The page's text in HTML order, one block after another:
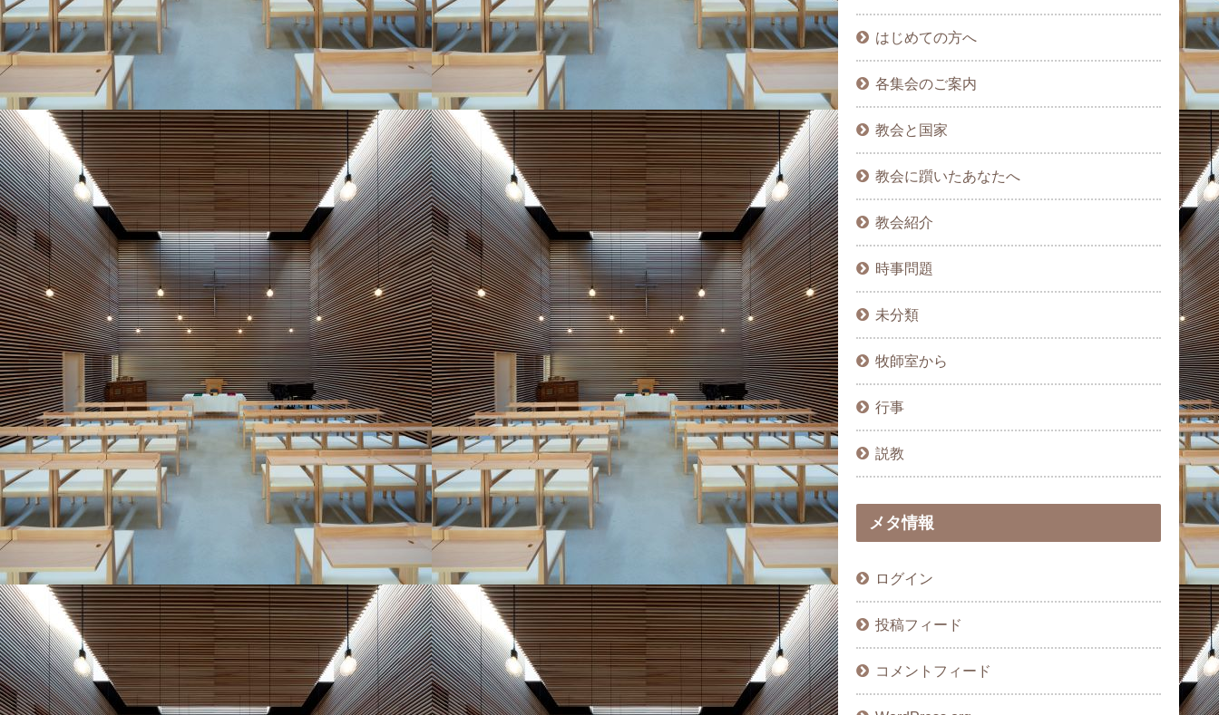
はじめての方へ
各集会のご案内
教会と国家
教会に躓いたあなたへ
教会紹介
時事問題
未分類
牧師室から
行事
説教
メタ情報
ログイン
投稿フィード
コメントフィード